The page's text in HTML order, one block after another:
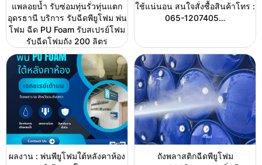
แพลอยน้ำ รับซ่อมทุ่นรั่วทุ่นแตก
อุดรธานี บริการ รับฉีดพียูโฟม พ่น
โฟม ฉีด PU Foam รับสเปรย์โฟม
รับฉีดโฟมถัง 200 ลิตร
ใช้แน่นอน สนใจสั่งซื้อสินค้าโทร :
065-1207405…
ผลงาน : พ่นพียูโฟมใต้หลังคาห้อง
ถังพลาสติกฉีดพียูโฟม